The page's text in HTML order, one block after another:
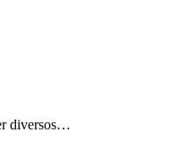
diversos…